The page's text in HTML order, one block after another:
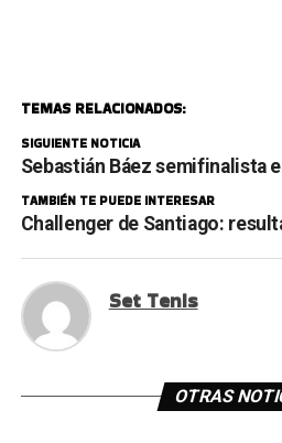
TEMAS RELACIONADOS:
SIGUIENTE NOTICIA
Sebastián Báez semifinalista
TAMBIÉN TE PUEDE INTERESAR
Challenger de Santiago:
Set Tenis
OTRAS